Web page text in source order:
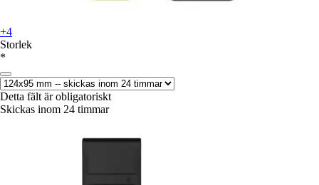
+4
Storlek
*
Detta fält är obligatoriskt
Skickas inom 24 timmar